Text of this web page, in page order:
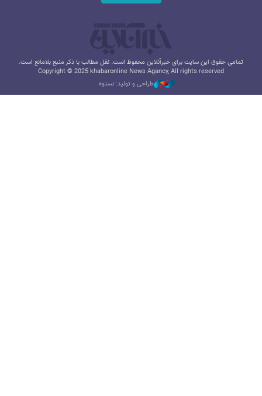
تمامی حقوق این سایت برای خبرآنلاین محفوظ است. نقل مطالب با ذکر منبع بلامانع است.
Copyright © 2025 khabaronline News Agancy, All rights reserved
طراحی و تولید: نستوه